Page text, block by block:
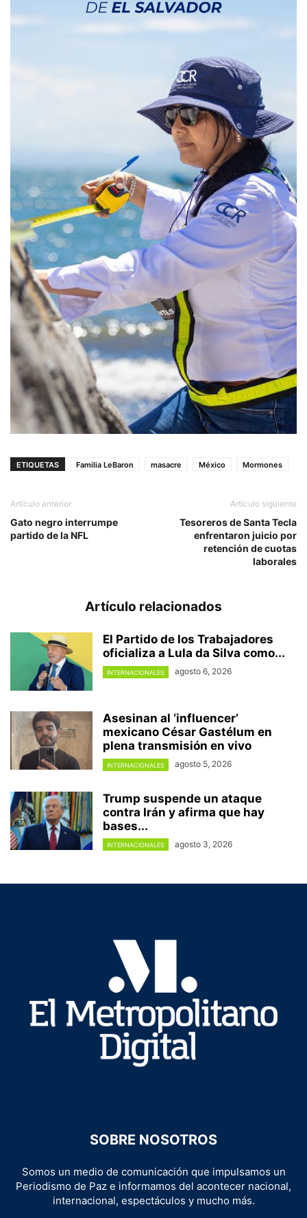
ETIQUETAS Familia LeBaron masacre México Mormones
Artículo anterior
Gato negro interrumpe
partido de la NFL
Artículo siguiente
Tesoreros de Santa Tecla
enfrentaron juicio por
retención de cuotas
laborales
Artículo relacionados
El Partido de los Trabajadores
oficializa a Lula da Silva como...
INTERNACIONALES agosto 6, 2026
Asesinan al ‘influencer’
mexicano César Gastélum en
plena transmisión en vivo
INTERNACIONALES agosto 5, 2026
Trump suspende un ataque
contra Irán y afirma que hay
bases...
INTERNACIONALES agosto 3, 2026
SOBRE NOSOTROS
Somos un medio de comunicación que impulsamos un
Periodismo de Paz e informamos del acontecer nacional,
internacional, espectáculos y mucho más.